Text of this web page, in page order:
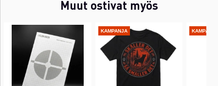
Muut ostivat myös
KAMPANJA